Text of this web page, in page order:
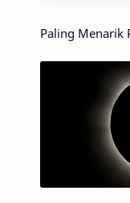
Paling Menarik